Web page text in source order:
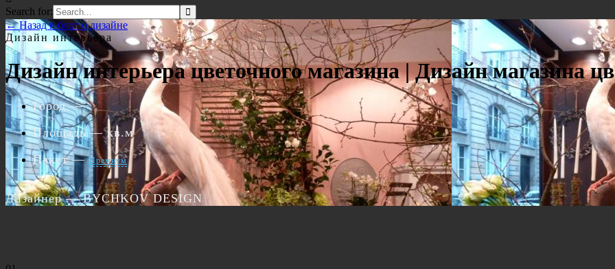
Search for:
← Назад в блог о дизайне
Дизайн интерьера
Дизайн интерьера цветочного магазина | Дизайн магазина
Город—
Площадь— кв.м
Пакет—Премиум
Дизайнер— BYCHKOV DESIGN